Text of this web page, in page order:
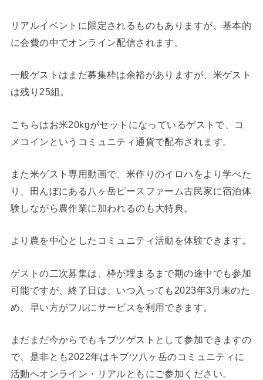
リアルイベントに限定されるものもありますが、基本的
に会費の中でオンライン配信されます。
一般ゲストはまだ募集枠は余裕がありますが、米ゲスト
は残り25組。
こちらはお米20kgがセットになっているゲストで、コ
メコインというコミュニティ通貨で配布されます。
また米ゲスト専用動画で、米作りのイロハをより学べた
り、田んぼにある八ヶ岳ピースファーム古民家に宿泊体
験しながら農作業に加われるのも大特典。
より農を中心としたコミュニティ活動を体験できます。
ゲストの二次募集は、枠が埋まるまで期の途中でも参加
可能ですが、終了日は、いつ入っても2023年3月末のた
め、早い方がフルにサービスを利用できます。
まだまだ今からでもキブツゲストとして参加できますの
で、是非とも2022年はキブツ八ヶ岳のコミュニティに
活動へオンライン・リアルともにご参加ください。